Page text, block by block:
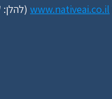
www.nativeai.co.il (להלן: